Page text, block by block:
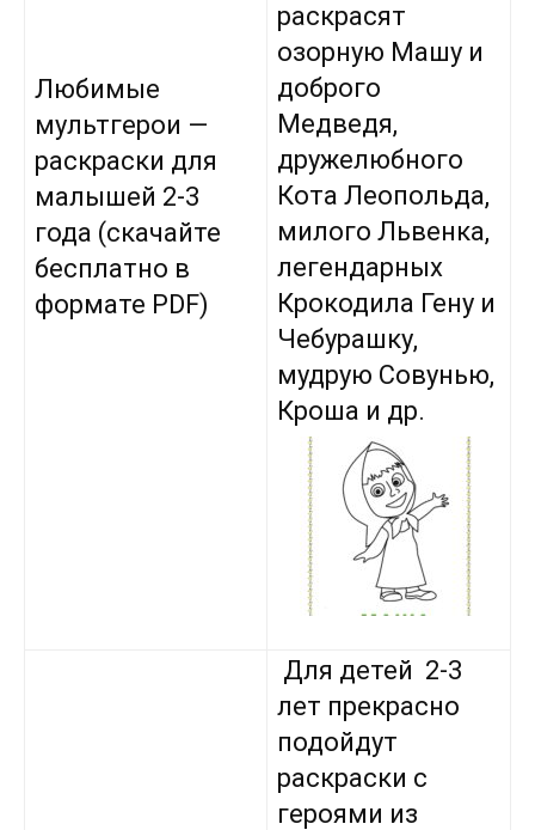
Любимые
мультгерои —
раскраски для
малышей 2-3
года (скачайте
бесплатно в
формате PDF)
раскрасят
озорную Машу и
доброго
Медведя,
дружелюбного
Кота Леопольда,
милого Львенка,
легендарных
Крокодила Гену и
Чебурашку,
мудрую Совунью,
Кроша и др.
Для детей 2-3
лет прекрасно
подойдут
раскраски с
героями из